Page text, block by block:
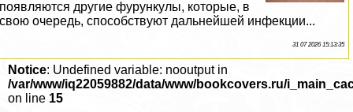
появляются другие фурункулы, которые, в
свою очередь, способствуют дальнейшей инфекции...
31 07 2026 15:13:35
Notice: Undefined variable: nooutput in
/var/www/iq22059882/data/www/bookcovers.ru/
on line 15